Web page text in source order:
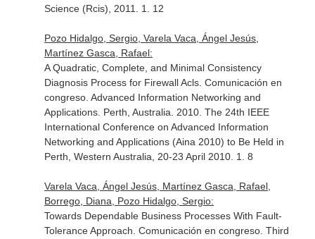
Science (Rcis), 2011. 1. 12
Pozo Hidalgo, Sergio, Varela Vaca, Ángel Jesús,
Martínez Gasca, Rafael:
A Quadratic, Complete, and Minimal Consistency
Diagnosis Process for Firewall Acls. Comunicación en
congreso. Advanced Information Networking and
Applications. Perth, Australia. 2010. The 24th IEEE
International Conference on Advanced Information
Networking and Applications (Aina 2010) to Be Held in
Perth, Western Australia, 20-23 April 2010. 1. 8
Varela Vaca, Ángel Jesús, Martínez Gasca, Rafael,
Borrego, Diana, Pozo Hidalgo, Sergio:
Towards Dependable Business Processes With Fault-
Tolerance Approach. Comunicación en congreso. Third